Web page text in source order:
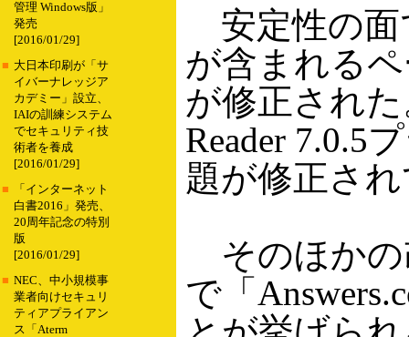
管理 Windows版」
発売
[2016/01/29]
■ 大日本印刷が「サ
イバーナレッジア
カデミー」設立、
IAIの訓練システム
でセキュリティ技
術者を養成
[2016/01/29]
■
「インターネット
白書2016」発売、
20周年記念の特別
版
[2016/01/29]
■ NEC、中小規模事
業者向けセキュリ
ティアプライアン
ス「Aterm
安定性の面
が含まれる
が修正され
Reader 7.0.5
題が修正さ
そのほかの
で「